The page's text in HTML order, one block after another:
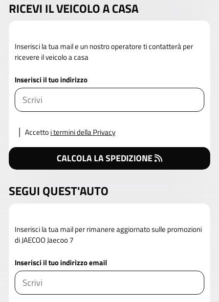
RICEVI IL VEICOLO A CASA
Inserisci la tua mail e un nostro operatore ti contatterà per
ricevere il veicolo a casa
Inserisci il tuo indirizzo
Accettoi termini della Privacy
CALCOLA LA SPEDIZIONE
SEGUI QUEST'AUTO
Inserisci la tua mail per rimanere aggiornato sulle promozioni
di JAECOO Jaecoo 7
Inserisci il tuo indirizzo email